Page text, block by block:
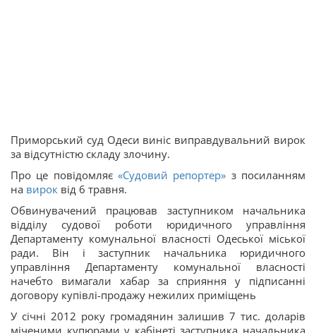
Приморський суд Одеси виніс виправдувальний вирок
за відсутністю складу злочину.
Про це повідомляє «Судовий репортер» з посиланням
на вирок від 6 травня.
Обвинувачений працював заступником начальника
відділу судової роботи юридичного управління
Департаменту комунальної власності Одеської міської
ради. Він і заступник начальника юридичного
управління Департаменту комунальної власності
начебто вимагали хабар за сприяння у підписанні
договору купівлі-продажу нежилих приміщень
У січні 2012 року громадянин залишив 7 тис. доларів
міченими купюрами у кабінеті заступника начальника